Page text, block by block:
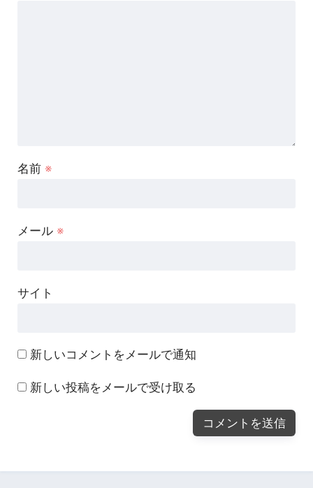
名前 ※
メール ※
サイト
新しいコメントをメールで通知
新しい投稿をメールで受け取る